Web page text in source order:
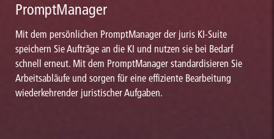
PromptManager
Mit dem persönlichen PromptManager der juris KI-Suite
speichern Sie Aufträge an die KI und nutzen sie bei Bedarf
schnell erneut. Mit dem PromptManager standardisieren Sie
Arbeitsabläufe und sorgen für eine effiziente Bearbeitung
wiederkehrender juristischer Aufgaben.